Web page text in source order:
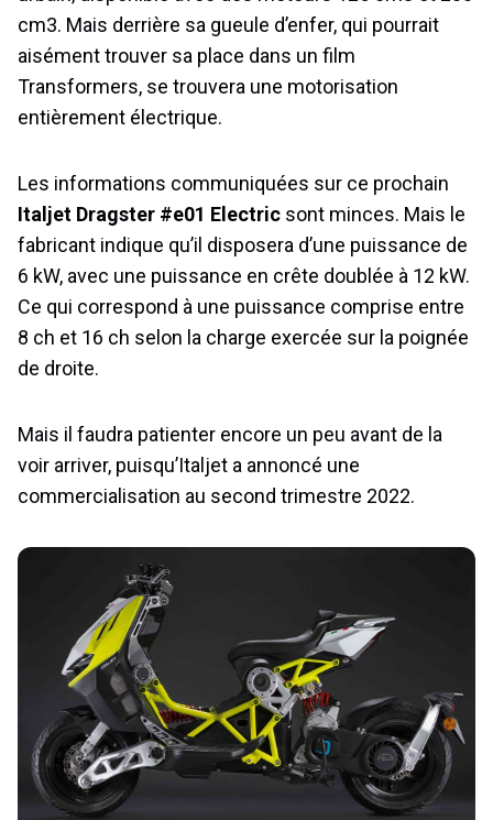
cm3. Mais derrière sa gueule d’enfer, qui pourrait
aisément trouver sa place dans un film
Transformers, se trouvera une motorisation
entièrement électrique.
Les informations communiquées sur ce prochain
Italjet Dragster #e01 Electric sont minces. Mais le
fabricant indique qu’il disposera d’une puissance de
6 kW, avec une puissance en crête doublée à 12 kW.
Ce qui correspond à une puissance comprise entre
8 ch et 16 ch selon la charge exercée sur la poignée
de droite.
Mais il faudra patienter encore un peu avant de la
voir arriver, puisqu’Italjet a annoncé une
commercialisation au second trimestre 2022.